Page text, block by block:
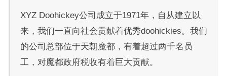
XYZ Doohickey公司成立于1971年，自从建立以
来，我们一直向社会贡献着优秀doohickies。我们
的公司总部位于天朝魔都，有着超过两千名员
工，对魔都政府税收有着巨大贡献。